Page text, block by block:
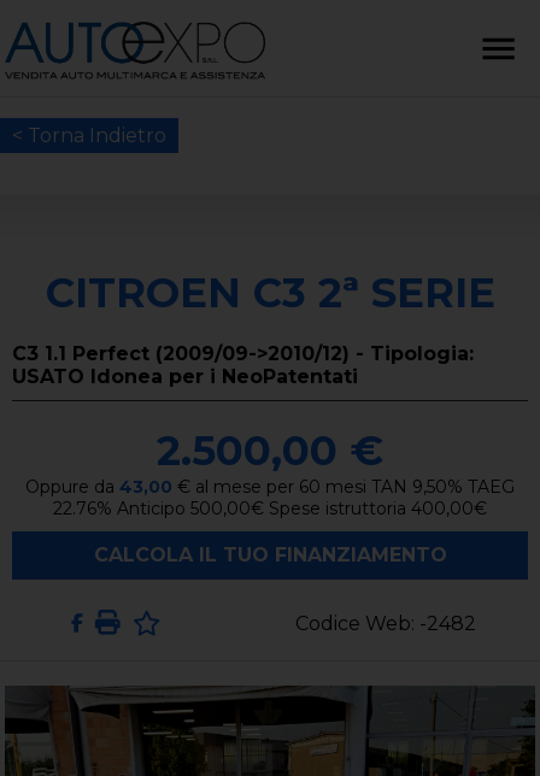
< Torna Indietro
Codice Web: -2482
CITROEN C3 2ª SERIE
C3 1.1 Perfect (2009/09->2010/12) - Tipologia:
USATO Idonea per i NeoPatentati
2.500,00 €
Oppure da 43,00 € al mese per 60 mesi TAN 9,50% TAEG
22.76% Anticipo 500,00€ Spese istruttoria 400,00€
CALCOLA IL TUO FINANZIAMENTO